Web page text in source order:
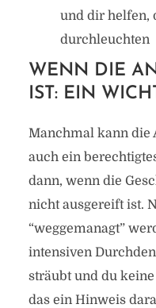
und dir helfen,
durchleuchten
WENN DIE
IST: EIN
Manchmal kann die
auch ein
dann, wenn die
nicht ausgereift ist.
“weggemanagt”
intensiven
sträubt und du
das ein Hinweis